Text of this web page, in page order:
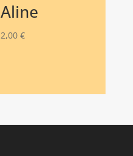
Aline
2,00 €